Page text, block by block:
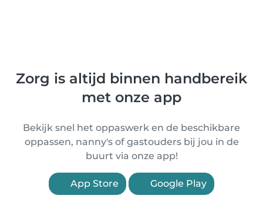
Zorg is altijd binnen handbereik
met onze app
Bekijk snel het oppaswerk en de beschikbare
oppassen, nanny's of gastouders bij jou in de
buurt via onze app!
App Store Google Play